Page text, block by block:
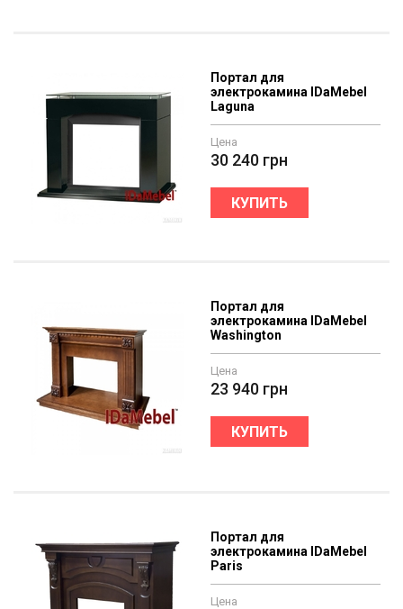
Портал для
электрокамина IDaMebel
Laguna
Цена
30 240 грн
КУПИТЬ
Портал для
электрокамина IDaMebel
Washington
Цена
23 940 грн
КУПИТЬ
Портал для
электрокамина IDaMebel
Paris
Цена